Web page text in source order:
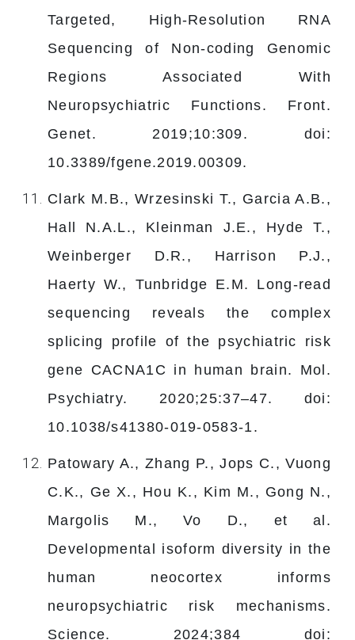
Targeted, High-Resolution RNA
Sequencing of Non-coding Genomic
Regions Associated With
Neuropsychiatric Functions. Front.
Genet. 2019;10:309. doi:
10.3389/fgene.2019.00309.
Clark M.B., Wrzesinski T., Garcia A.B.,
Hall N.A.L., Kleinman J.E., Hyde T.,
Weinberger D.R., Harrison P.J.,
Haerty W., Tunbridge E.M. Long-read
sequencing reveals the complex
splicing profile of the psychiatric risk
gene CACNA1C in human brain. Mol.
Psychiatry. 2020;25:37–47. doi:
10.1038/s41380-019-0583-1.
Patowary A., Zhang P., Jops C., Vuong
C.K., Ge X., Hou K., Kim M., Gong N.,
Margolis M., Vo D., et al.
Developmental isoform diversity in the
human neocortex informs
neuropsychiatric risk mechanisms.
Science. 2024;384 doi: